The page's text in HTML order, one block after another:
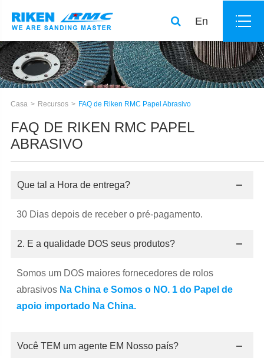
En
Casa Recursos FAQ de Riken RMC Papel Abrasivo
FAQ DE RIKEN RMC PAPEL
ABRASIVO
Que tal a Hora de entrega?
30 Dias depois de receber o pré-pagamento.
2. E a qualidade DOS seus produtos?
Somos um DOS maiores fornecedores de rolos
abrasivos Na China e Somos o NO. 1 do Papel de
apoio importado Na China.
Você TEM um agente EM Nosso país?